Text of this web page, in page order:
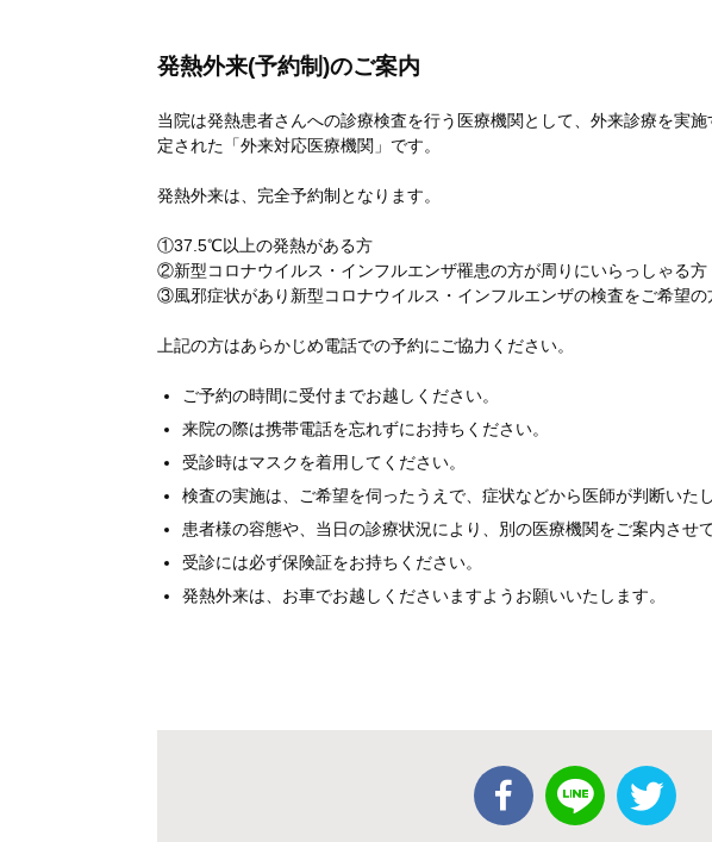
発熱外来(予約制)のご案内
当院は発熱患者さんへの診療検査を行う医療機関として、外来診療を実
定された「外来対応医療機関」です。
発熱外来は、完全予約制となります。
①37.5℃以上の発熱がある方
②新型コロナウイルス・インフルエンザ罹患の方が周りにいらっしゃる方
③風邪症状があり新型コロナウイルス・インフルエンザの検査をご希望の
上記の方はあらかじめ電話での予約にご協力ください。
ご予約の時間に受付までお越しください。
来院の際は携帯電話を忘れずにお持ちください。
受診時はマスクを着用してください。
検査の実施は、ご希望を伺ったうえで、症状などから医師が判断いたし
患者様の容態や、当日の診療状況により、別の医療機関をご案内させ
受診には必ず保険証をお持ちください。
発熱外来は、お車でお越しくださいますようお願いいたします。